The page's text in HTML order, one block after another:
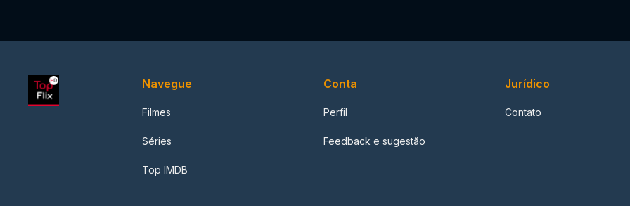
Navegue
Filmes
Séries
Top IMDB
Conta
Perfil
Feedback e sugestão
Jurídico
Contato